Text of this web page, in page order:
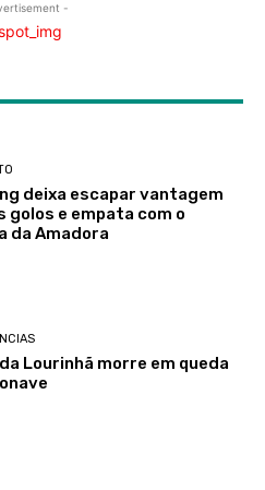
-
deixa escapar vantagem
golos e empata com o
da Amadora
Lourinhã morre em queda